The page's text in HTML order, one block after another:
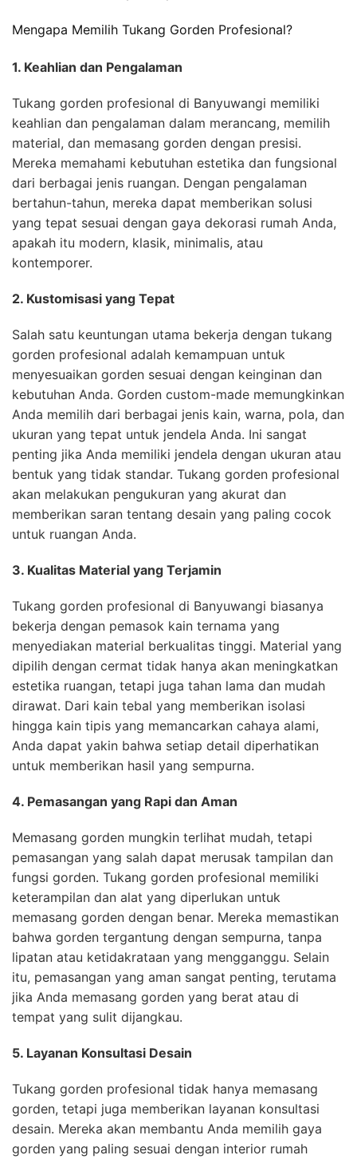
Mengapa Memilih Tukang Gorden Profesional?
1. Keahlian dan Pengalaman
Tukang gorden profesional di Banyuwangi memiliki
keahlian dan pengalaman dalam merancang, memilih
material, dan memasang gorden dengan presisi.
Mereka memahami kebutuhan estetika dan fungsional
dari berbagai jenis ruangan. Dengan pengalaman
bertahun-tahun, mereka dapat memberikan solusi
yang tepat sesuai dengan gaya dekorasi rumah Anda,
apakah itu modern, klasik, minimalis, atau
kontemporer.
2. Kustomisasi yang Tepat
Salah satu keuntungan utama bekerja dengan tukang
gorden profesional adalah kemampuan untuk
menyesuaikan gorden sesuai dengan keinginan dan
kebutuhan Anda. Gorden custom-made memungkinkan
Anda memilih dari berbagai jenis kain, warna, pola, dan
ukuran yang tepat untuk jendela Anda. Ini sangat
penting jika Anda memiliki jendela dengan ukuran atau
bentuk yang tidak standar. Tukang gorden profesional
akan melakukan pengukuran yang akurat dan
memberikan saran tentang desain yang paling cocok
untuk ruangan Anda.
3. Kualitas Material yang Terjamin
Tukang gorden profesional di Banyuwangi biasanya
bekerja dengan pemasok kain ternama yang
menyediakan material berkualitas tinggi. Material yang
dipilih dengan cermat tidak hanya akan meningkatkan
estetika ruangan, tetapi juga tahan lama dan mudah
dirawat. Dari kain tebal yang memberikan isolasi
hingga kain tipis yang memancarkan cahaya alami,
Anda dapat yakin bahwa setiap detail diperhatikan
untuk memberikan hasil yang sempurna.
4. Pemasangan yang Rapi dan Aman
Memasang gorden mungkin terlihat mudah, tetapi
pemasangan yang salah dapat merusak tampilan dan
fungsi gorden. Tukang gorden profesional memiliki
keterampilan dan alat yang diperlukan untuk
memasang gorden dengan benar. Mereka memastikan
bahwa gorden tergantung dengan sempurna, tanpa
lipatan atau ketidakrataan yang mengganggu. Selain
itu, pemasangan yang aman sangat penting, terutama
jika Anda memasang gorden yang berat atau di
tempat yang sulit dijangkau.
5. Layanan Konsultasi Desain
Tukang gorden profesional tidak hanya memasang
gorden, tetapi juga memberikan layanan konsultasi
desain. Mereka akan membantu Anda memilih gaya
gorden yang paling sesuai dengan interior rumah